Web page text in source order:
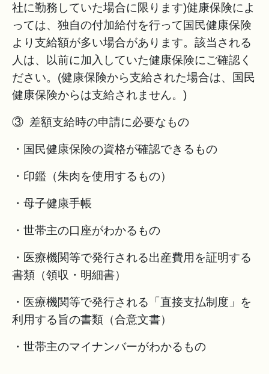
社に勤務していた場合に限ります)健康保険によ
っては、独自の付加給付を行って国民健康保険
より支給額が多い場合があります。該当される
人は、以前に加入していた健康保険にご確認く
ださい。(健康保険から支給された場合は、国民
健康保険からは支給されません。)
③ 差額支給時の申請に必要なもの
・国民健康保険の資格が確認できるもの
・印鑑（朱肉を使用するもの）
・母子健康手帳
・世帯主の口座がわかるもの
・医療機関等で発行される出産費用を証明する
書類（領収・明細書）
・医療機関等で発行される「直接支払制度」を
利用する旨の書類（合意文書）
・世帯主のマイナンバーがわかるもの